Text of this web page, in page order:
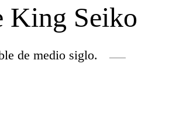
King Seiko
de medio siglo.